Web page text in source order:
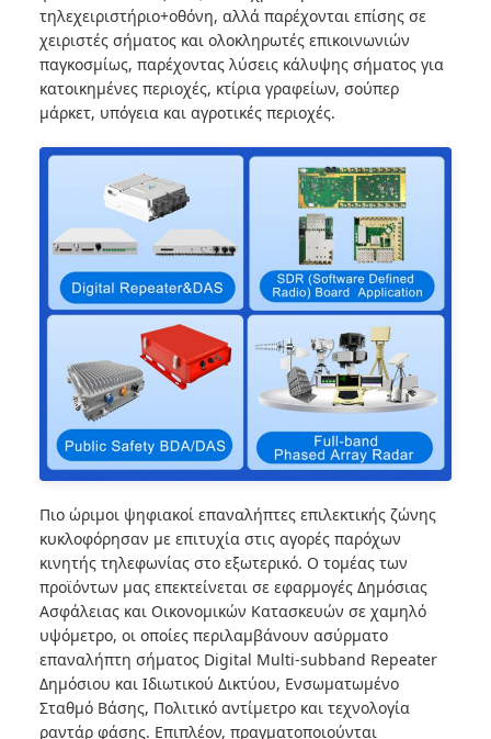
τηλεχειριστήριο+οθόνη, αλλά παρέχονται επίσης σε
χειριστές σήματος και ολοκληρωτές επικοινωνιών
παγκοσμίως, παρέχοντας λύσεις κάλυψης σήματος για
κατοικημένες περιοχές, κτίρια γραφείων, σούπερ
μάρκετ, υπόγεια και αγροτικές περιοχές.
Πιο ώριμοι ψηφιακοί επαναλήπτες επιλεκτικής ζώνης
κυκλοφόρησαν με επιτυχία στις αγορές παρόχων
κινητής τηλεφωνίας στο εξωτερικό. Ο τομέας των
προϊόντων μας επεκτείνεται σε εφαρμογές Δημόσιας
Ασφάλειας και Οικονομικών Κατασκευών σε χαμηλό
υψόμετρο, οι οποίες περιλαμβάνουν ασύρματο
επαναλήπτη σήματος Digital Multi-subband Repeater
Δημόσιου και Ιδιωτικού Δικτύου, Ενσωματωμένο
Σταθμό Βάσης, Πολιτικό αντίμετρο και τεχνολογία
ραντάρ φάσης. Επιπλέον, πραγματοποιούνται